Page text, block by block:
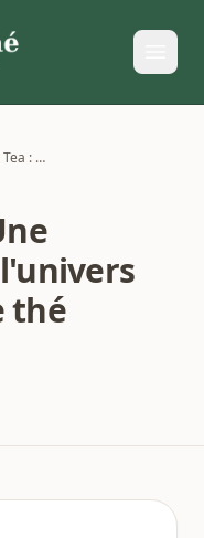
Wissotzky Tea : Une immersion dans l'univers d'une marque de thé légendaire
thé